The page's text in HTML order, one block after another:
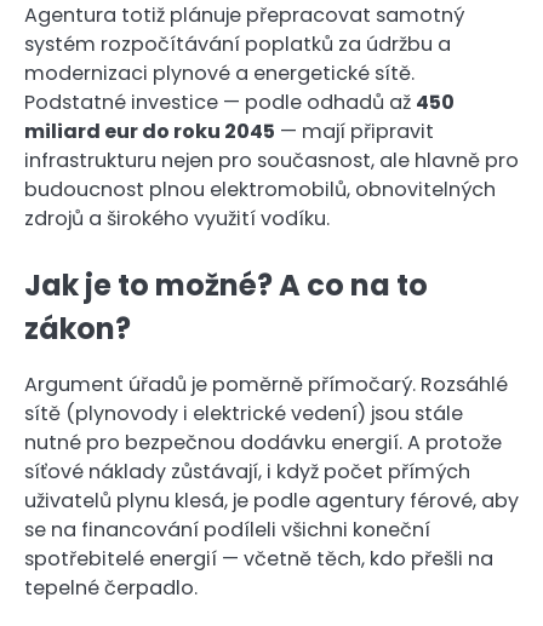
Agentura totiž plánuje přepracovat samotný
systém rozpočítávání poplatků za údržbu a
modernizaci plynové a energetické sítě.
Podstatné investice — podle odhadů až 450
miliard eur do roku 2045 — mají připravit
infrastrukturu nejen pro současnost, ale hlavně pro
budoucnost plnou elektromobilů, obnovitelných
zdrojů a širokého využití vodíku.
Jak je to možné? A co na to
zákon?
Argument úřadů je poměrně přímočarý. Rozsáhlé
sítě (plynovody i elektrické vedení) jsou stále
nutné pro bezpečnou dodávku energií. A protože
síťové náklady zůstávají, i když počet přímých
uživatelů plynu klesá, je podle agentury férové, aby
se na financování podíleli všichni koneční
spotřebitelé energií — včetně těch, kdo přešli na
tepelné čerpadlo.